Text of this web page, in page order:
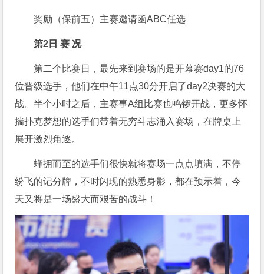
奖励（保前五）主赛邀请函ABC任选
第2日 赛 况
第二个比赛日，最先来到赛场的是开幕赛day1的76
位晋级选手，他们在中午11点30分开启了day2决赛的大
战。半个小时之后，主赛事A组比赛也鸣锣开战，更多怀
揣扑克梦想的选手们带着无穷斗志涌入赛场，在牌桌上
展开激烈角逐。
蜂拥而至的选手们很快就将赛场一点点填满，不停
纷飞的记分牌，不时闪现的熟悉身影，都在预示着，今
天又将是一场盛大而艰苦的战斗！